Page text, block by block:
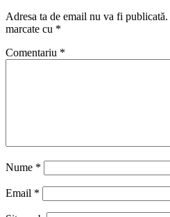
Adresa ta de email nu va fi publicată.
marcate cu *
Comentariu *
Nume *
Email *